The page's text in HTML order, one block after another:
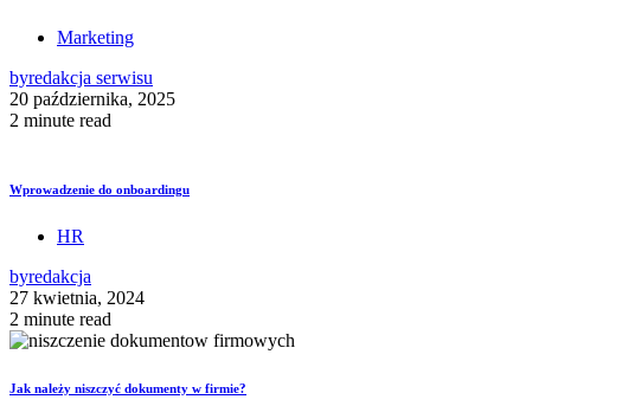
Marketing
byredakcja serwisu
20 października, 2025
2 minute read
Wprowadzenie do onboardingu
HR
byredakcja
27 kwietnia, 2024
2 minute read
Jak należy niszczyć dokumenty w firmie?